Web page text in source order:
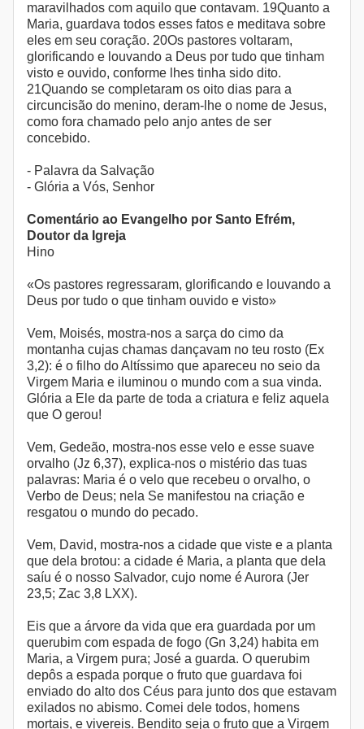
maravilhados com aquilo que contavam. 19Quanto a
Maria, guardava todos esses fatos e meditava sobre
eles em seu coração. 20Os pastores voltaram,
glorificando e louvando a Deus por tudo que tinham
visto e ouvido, conforme lhes tinha sido dito.
21Quando se completaram os oito dias para a
circuncisão do menino, deram-lhe o nome de Jesus,
como fora chamado pelo anjo antes de ser
concebido.
- Palavra da Salvação
- Glória a Vós, Senhor
Comentário ao Evangelho por Santo Efrém,
Doutor da Igreja
Hino
«Os pastores regressaram, glorificando e louvando a
Deus por tudo o que tinham ouvido e visto»
Vem, Moisés, mostra-nos a sarça do cimo da
montanha cujas chamas dançavam no teu rosto (Ex
3,2): é o filho do Altíssimo que apareceu no seio da
Virgem Maria e iluminou o mundo com a sua vinda.
Glória a Ele da parte de toda a criatura e feliz aquela
que O gerou!
Vem, Gedeão, mostra-nos esse velo e esse suave
orvalho (Jz 6,37), explica-nos o mistério das tuas
palavras: Maria é o velo que recebeu o orvalho, o
Verbo de Deus; nela Se manifestou na criação e
resgatou o mundo do pecado.
Vem, David, mostra-nos a cidade que viste e a planta
que dela brotou: a cidade é Maria, a planta que dela
saíu é o nosso Salvador, cujo nome é Aurora (Jer
23,5; Zac 3,8 LXX).
Eis que a árvore da vida que era guardada por um
querubim com espada de fogo (Gn 3,24) habita em
Maria, a Virgem pura; José a guarda. O querubim
depôs a espada porque o fruto que guardava foi
enviado do alto dos Céus para junto dos que estavam
exilados no abismo. Comei dele todos, homens
mortais, e vivereis. Bendito seja o fruto que a Virgem